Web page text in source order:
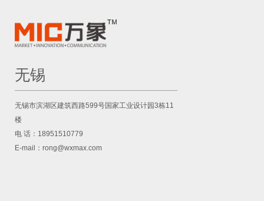
无锡
无锡市滨湖区建筑西路599号国家工业设计园3栋11
楼
电 话：18951510779
E-mail：rong@wxmax.com